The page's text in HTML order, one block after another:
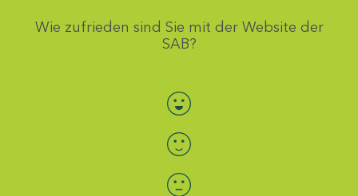
Wie zufrieden sind Sie mit der Website der
SAB?
Bewertung auswählen